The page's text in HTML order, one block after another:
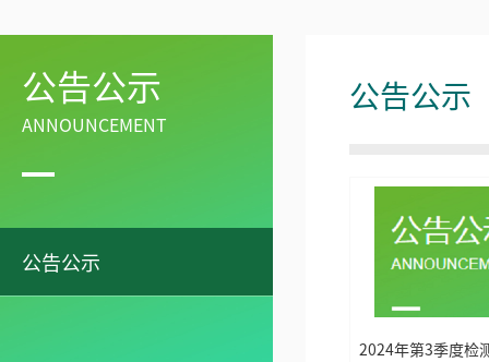
公告公示
ANNOUNCEMENT
公告公示
公告公示
2024年第3季度检